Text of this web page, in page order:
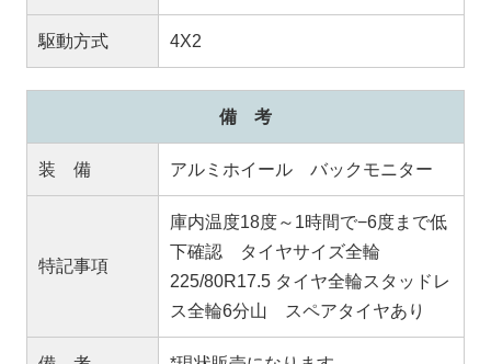
駆動方式 4X2
備 考
装 備 アルミホイール バックモニター
特記事項
庫内温度18度～1時間で−6度まで低
下確認 タイヤサイズ全輪
225/80R17.5 タイヤ全輪スタッドレ
ス全輪6分山 スペアタイヤあり